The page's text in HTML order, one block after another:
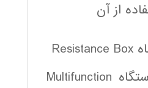
6-1 طرز كار دستگاه Multifunction